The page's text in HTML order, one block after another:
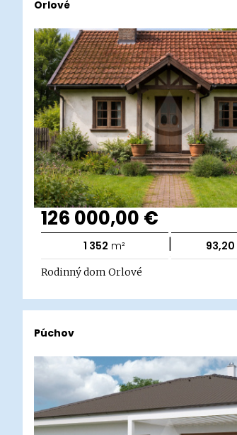
Orlové
126 000,00 €
1 352 m² | 93,20
Rodinný dom Orlové
Púchov